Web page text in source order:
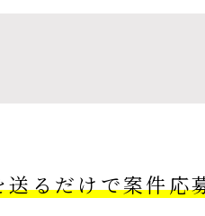
送るだけで案件応